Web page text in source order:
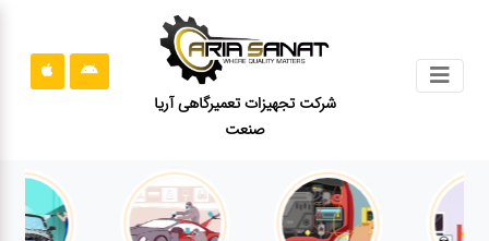
شرکت تجهیزات تعمیرگاهی آریا
صنعت
قوانین
سایت